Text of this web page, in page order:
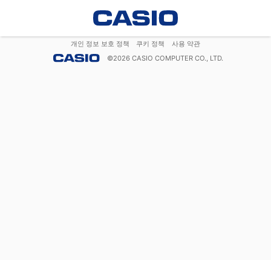
개인 정보 보호 정책 쿠키 정책
사용 약관
©2026 CASIO COMPUTER CO., LTD.